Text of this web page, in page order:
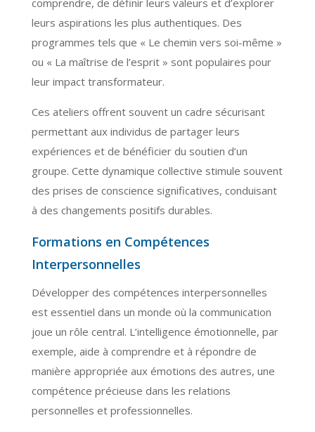
leurs aspirations les plus authentiques. Des
programmes tels que « Le chemin vers soi-même »
ou « La maîtrise de l’esprit » sont populaires pour
leur impact transformateur.
Ces ateliers offrent souvent un cadre sécurisant
permettant aux individus de partager leurs
expériences et de bénéficier du soutien d’un
groupe. Cette dynamique collective stimule souvent
des prises de conscience significatives, conduisant
à des changements positifs durables.
Formations en Compétences
Interpersonnelles
Développer des compétences interpersonnelles
est essentiel dans un monde où la communication
joue un rôle central. L’intelligence émotionnelle, par
exemple, aide à comprendre et à répondre de
manière appropriée aux émotions des autres, une
compétence précieuse dans les relations
personnelles et professionnelles.